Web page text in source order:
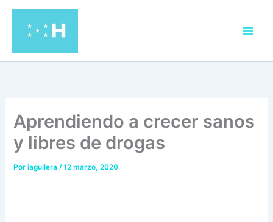
contenido
Aprendiendo a crecer sanos
y libres de drogas
Poriaguilera/12 marzo, 2020